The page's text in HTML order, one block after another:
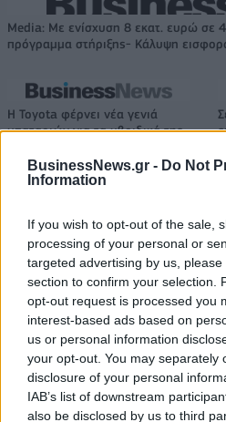
BusinessNews.gr - Do Not
Information
If you wish to opt-out of the sale,
processing of your personal or
targeted advertising by us,
section to confirm your selection.
opt-out request is processed you
interest-based ads based on
us or personal information
your opt-out. You may separately
disclosure of your personal
IAB’s list of downstream
also be disclosed by us to third
Media: Με ενίσχυση 8 εκατ. ευρώ σε
πρόγραμμα στήριξης- Κάλυψη
Η Toyota φέρνει νέα γενιά
μπαταριών για τα υβριδικά της
Νέο Audi A2 e-tron με στόχο την
Εθνική Νεανίδων: Ηττήθηκε 77-
78 από την Ισλανδία και
τερμάτισε 6η στο Ευρωμπάσκετ
Χρηματιστήριο Αθηνών: